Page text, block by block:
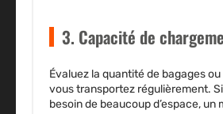
3. Capacité de
Évaluez la quantité de bagages
vous transportez régulièrement.
besoin de beaucoup d’espace, un